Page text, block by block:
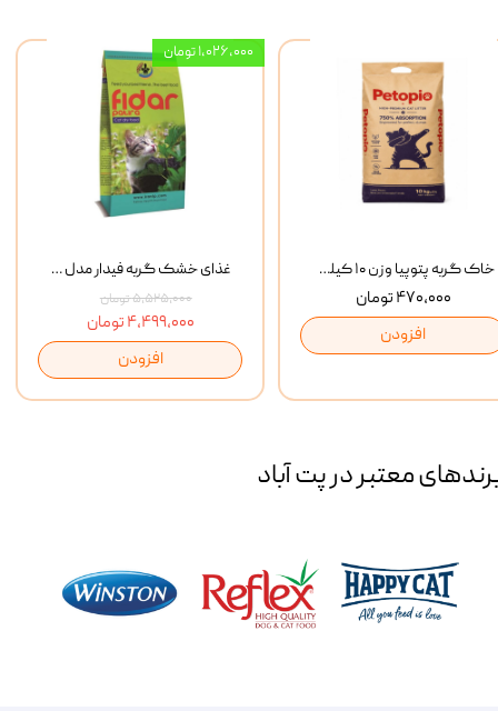
غذای خشک گربه فیدار مدل Adult وزن 10 کیلوگرم
۵,۵۲۵,۰۰۰ تومان
۴,۴۹۹,۰۰۰ تومان
افزودن
۱,۰۲۶,۰۰۰ تومان
خاک گربه پتوپیا وزن ۱۰ کیلوگرم
۴۷۰,۰۰۰ تومان
افزودن
معتبر در پت آباد